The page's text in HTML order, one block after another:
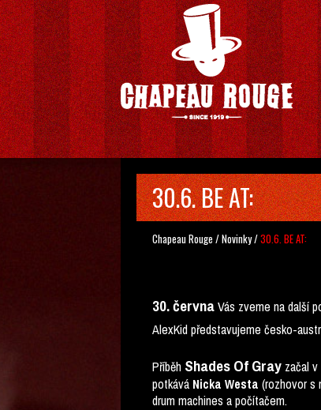
30.6. BE AT:
Chapeau Rouge /Novinky/30.6. BE AT:
30. červnaVás zveme na další
AlexKid představujeme česko-
Příběh Shades Of Gray začal
potkává Nicka Westa (rozhovor s
drum machines a počítačem.